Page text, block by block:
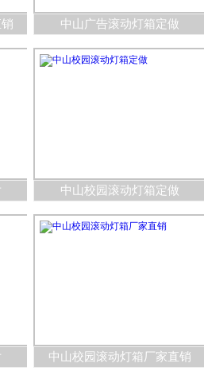
中山广告滚动灯箱定做
中山校园滚动灯箱定做
中山校园滚动灯箱厂家直销